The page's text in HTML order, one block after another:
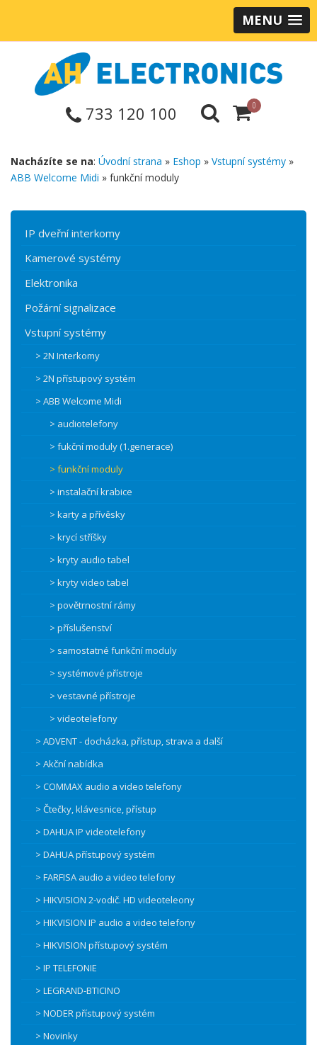
MENU
733 120 100 0
Nacházíte se na: Úvodní strana » Eshop » Vstupní systémy »
ABB Welcome Midi » funkční moduly
IP dveřní interkomy
Kamerové systémy
Elektronika
Požární signalizace
Vstupní systémy
> 2N Interkomy
> 2N přístupový systém
> ABB Welcome Midi
> audiotelefony
> fukční moduly (1.generace)
> funkční moduly
> instalační krabice
> karty a přívěsky
> krycí stříšky
> kryty audio tabel
> kryty video tabel
> povětrnostní rámy
> příslušenství
> samostatné funkční moduly
> systémové přístroje
> vestavné přístroje
> videotelefony
> ADVENT - docházka, přístup, strava a další
> Akční nabídka
> COMMAX audio a video telefony
> Čtečky, klávesnice, přístup
> DAHUA IP videotelefony
> DAHUA přístupový systém
> FARFISA audio a video telefony
> HIKVISION 2-vodič. HD videoteleony
> HIKVISION IP audio a video telefony
> HIKVISION přístupový systém
> IP TELEFONIE
> LEGRAND-BTICINO
> NODER přístupový systém
> Novinky